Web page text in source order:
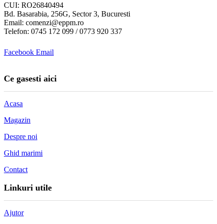
CUI: RO26840494
Bd. Basarabia, 256G, Sector 3, Bucuresti
Email: comenzi@eppm.ro
Telefon: 0745 172 099 / 0773 920 337
Facebook Email
Ce gasesti aici
Acasa
Magazin
Despre noi
Ghid marimi
Contact
Linkuri utile
Ajutor